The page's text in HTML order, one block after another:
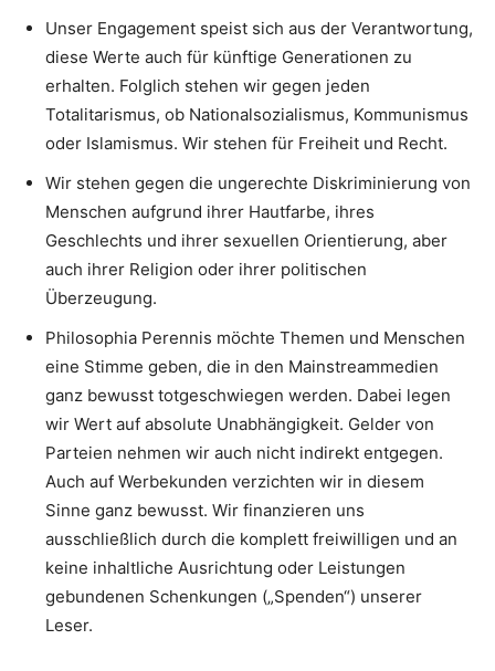
Unser Engagement speist sich aus der Verantwortung,
diese Werte auch für künftige Generationen zu
erhalten. Folglich stehen wir gegen jeden
Totalitarismus, ob Nationalsozialismus, Kommunismus
oder Islamismus. Wir stehen für Freiheit und Recht.
Wir stehen gegen die ungerechte Diskriminierung von
Menschen aufgrund ihrer Hautfarbe, ihres
Geschlechts und ihrer sexuellen Orientierung, aber
auch ihrer Religion oder ihrer politischen
Überzeugung.
Philosophia Perennis möchte Themen und Menschen
eine Stimme geben, die in den Mainstreammedien
ganz bewusst totgeschwiegen werden. Dabei legen
wir Wert auf absolute Unabhängigkeit. Gelder von
Parteien nehmen wir auch nicht indirekt entgegen.
Auch auf Werbekunden verzichten wir in diesem
Sinne ganz bewusst. Wir finanzieren uns
ausschließlich durch die komplett freiwilligen und an
keine inhaltliche Ausrichtung oder Leistungen
gebundenen Schenkungen („Spenden“) unserer
Leser.